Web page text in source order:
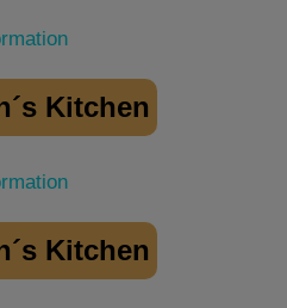
Kitchen
Kitchen